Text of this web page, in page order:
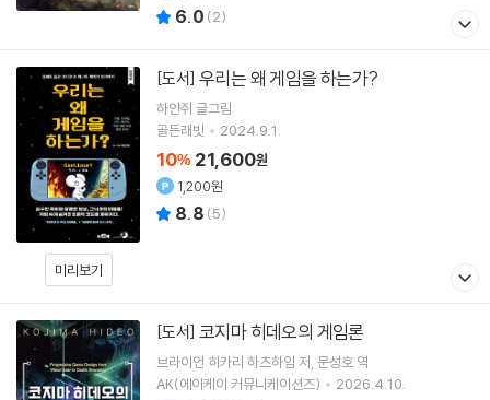
6.0 (2)
미리보기
[도서] 우리는 왜 게임을 하는가?
하얀쥐 글그림
골든래빗
2024.9.1.
10% 21,600원
1,200원
8.8 (5)
[도서] 코지마 히데오의 게임론
브라이언 히카리 하츠하임 저 문성호 역
AK(에이케이 커뮤니케이션즈)
2026.4.10.